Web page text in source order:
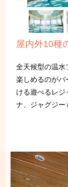
屋内外10種
全天候型の温水
楽しめるのが
ける遊べるレ
ナ、ジャグジー